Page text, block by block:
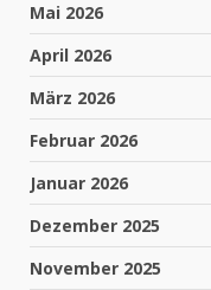
Mai 2026
April 2026
März 2026
Februar 2026
Januar 2026
Dezember 2025
November 2025